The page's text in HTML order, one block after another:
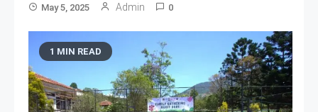
May 5, 2025 Admin 0
1 MIN READ